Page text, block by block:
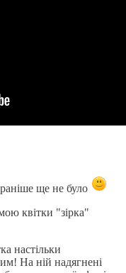
ще не було
квітки "зірка"
настільки
На ній надягнені